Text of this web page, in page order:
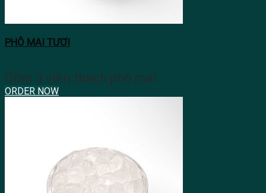
PHÔ MAI TƯƠI
Gồm 3 viên thạch phô mai
ORDER NOW